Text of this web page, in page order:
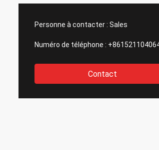
Personne à contacter : Sales
Numéro de téléphone :
Contact